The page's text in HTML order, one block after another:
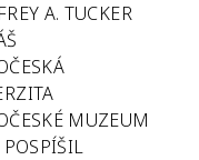
A. TUCKER
MUZEUM
POSPÍŠIL